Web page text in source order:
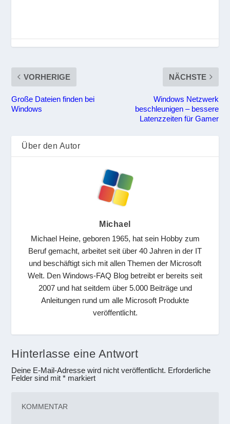
VORHERIGE
Große Dateien finden bei
Windows
NÄCHSTE
Windows Netzwerk
beschleunigen – bessere
Latenzzeiten für Gamer
Über den Autor
Michael
Michael Heine, geboren 1965, hat sein Hobby zum
Beruf gemacht, arbeitet seit über 40 Jahren in der IT
und beschäftigt sich mit allen Themen der Microsoft
Welt. Den Windows-FAQ Blog betreibt er bereits seit
2007 und hat seitdem über 5.000 Beiträge und
Anleitungen rund um alle Microsoft Produkte
veröffentlicht.
Hinterlasse eine Antwort
Deine E-Mail-Adresse wird nicht veröffentlicht. Erforderliche
Felder sind mit* markiert